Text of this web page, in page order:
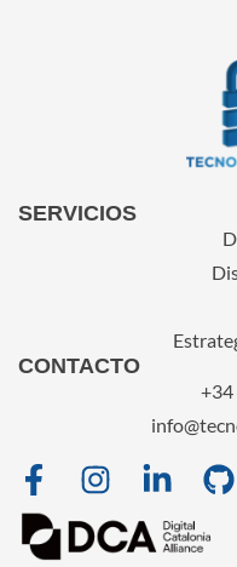
SERVICIOS
CONTACTO
+34